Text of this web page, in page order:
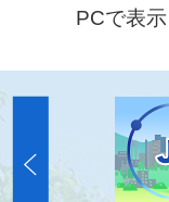
PCで表示